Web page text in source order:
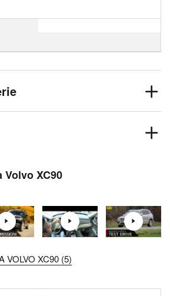
XC90
VOLVO XC90 (5)